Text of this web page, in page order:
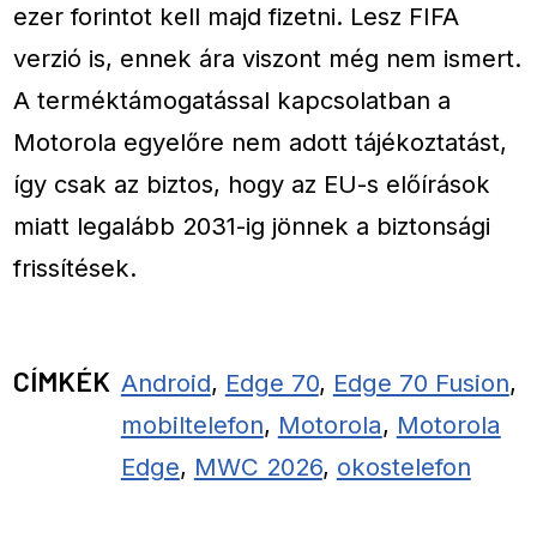
ezer forintot kell majd fizetni. Lesz FIFA
verzió is, ennek ára viszont még nem ismert.
A terméktámogatással kapcsolatban a
Motorola egyelőre nem adott tájékoztatást,
így csak az biztos, hogy az EU-s előírások
miatt legalább 2031-ig jönnek a biztonsági
frissítések.
CÍMKÉK Android, Edge 70, Edge 70 Fusion,
mobiltelefon, Motorola, Motorola
Edge, MWC 2026, okostelefon